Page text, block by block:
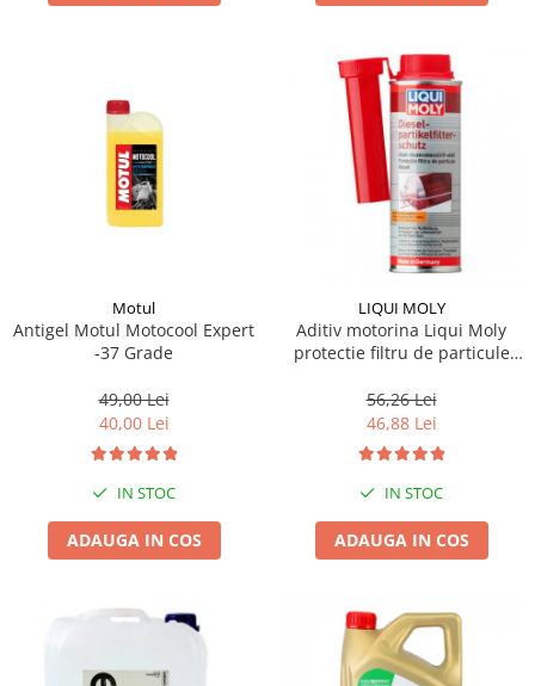
Motul
Antigel Motul Motocool Expert
-37 Grade
49,00 Lei
40,00 Lei
IN STOC
ADAUGA IN COS
LIQUI MOLY
Aditiv motorina Liqui Moly
protectie filtru de particule
56,26 Lei
46,88 Lei
IN STOC
ADAUGA IN COS